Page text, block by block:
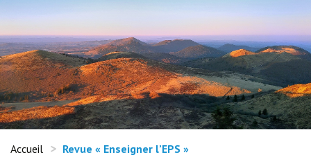
Accueil Revue « Enseigner l’EPS »